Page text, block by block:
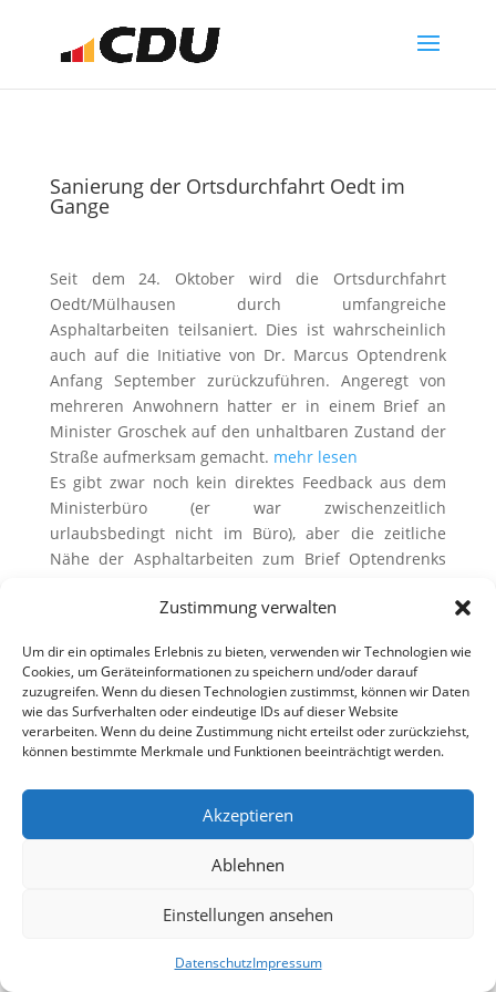
Zustimmung verwalten
Um dir ein optimales Erlebnis zu bieten, verwenden wir Technologien wie
Cookies, um Geräteinformationen zu speichern und/oder darauf
zuzugreifen. Wenn du diesen Technologien zustimmst, können wir Daten
wie das Surfverhalten oder eindeutige IDs auf dieser Website
verarbeiten. Wenn du deine Zustimmung nicht erteilst oder zurückziehst,
können bestimmte Merkmale und Funktionen beeinträchtigt werden.
Akzeptieren
Ablehnen
Einstellungen ansehen
DatenschutzImpressum
Sanierung der Ortsdurchfahrt Oedt im
Gange
Seit dem 24. Oktober wird die Ortsdurchfahrt
Oedt/Mülhausen durch umfangreiche
Asphaltarbeiten teilsaniert. Dies ist wahrscheinlich
auch auf die Initiative von Dr. Marcus Optendrenk
Anfang September zurückzuführen. Angeregt von
mehreren Anwohnern hatter er in einem Brief an
Minister Groschek auf den unhaltbaren Zustand der
Straße aufmerksam gemacht. mehr lesen
Es gibt zwar noch kein direktes Feedback aus dem
Ministerbüro (er war zwischenzeitlich
urlaubsbedingt nicht im Büro), aber die zeitliche
Nähe der Asphaltarbeiten zum Brief Optendrenks
Optendrenk freut sich mit den Anwohnern über